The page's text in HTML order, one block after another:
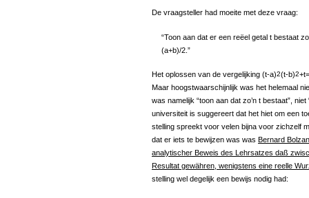
De vraagsteller had moeite met deze vraag:
“Toon aan dat er een reëel getal t bestaat
(a+b)/2.”
Het oplossen van de vergelijking (t-a)2(t-b)2
Maar hoogstwaarschijnlijk was het helemaal
was namelijk “toon aan dat zo’n t bestaat”,
universiteit is suggereert dat het hiet om een
stelling spreekt voor velen bijna voor zichzelf
dat er iets te bewijzen was was Bernard
analytischer Beweis des Lehrsatzes daß
Resultat gewähren, wenigstens eine reelle
stelling wel degelijk een bewijs nodig had: